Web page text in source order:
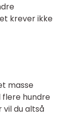
krever ikke
masse
flere hundre
vil du altså